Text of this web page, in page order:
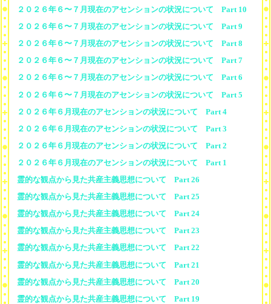
２０２６年６〜７月現在のアセンションの状況について Part 10
２０２６年６〜７月現在のアセンションの状況について Part 9
２０２６年６〜７月現在のアセンションの状況について Part 8
２０２６年６〜７月現在のアセンションの状況について Part 7
２０２６年６〜７月現在のアセンションの状況について Part 6
２０２６年６〜７月現在のアセンションの状況について Part 5
２０２６年６月現在のアセンションの状況について Part 4
２０２６年６月現在のアセンションの状況について Part 3
２０２６年６月現在のアセンションの状況について Part 2
２０２６年６月現在のアセンションの状況について Part 1
霊的な観点から見た共産主義思想について Part 26
霊的な観点から見た共産主義思想について Part 25
霊的な観点から見た共産主義思想について Part 24
霊的な観点から見た共産主義思想について Part 23
霊的な観点から見た共産主義思想について Part 22
霊的な観点から見た共産主義思想について Part 21
霊的な観点から見た共産主義思想について Part 20
霊的な観点から見た共産主義思想について Part 19